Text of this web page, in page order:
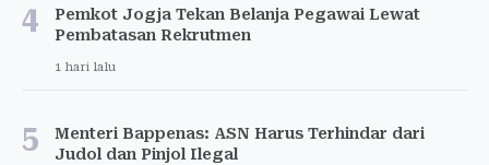
4
Pemkot Jogja Tekan Belanja Pegawai Lewat
Pembatasan Rekrutmen
1 hari lalu
5
Menteri Bappenas: ASN Harus Terhindar dari
Judol dan Pinjol Ilegal